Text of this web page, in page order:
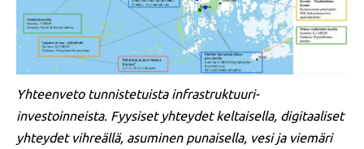
Yhteenveto tunnistetuista infrastruktuuri-
investoinneista. Fyysiset yhteydet keltaisella, digitaaliset
yhteydet vihreällä, asuminen punaisella, vesi ja viemäri